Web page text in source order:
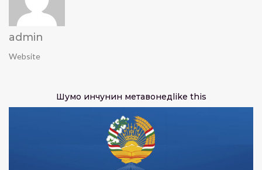
admin
Website
Шумо инчунин метавонедlike this